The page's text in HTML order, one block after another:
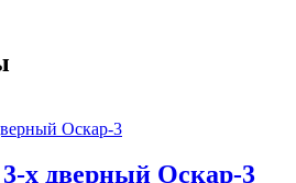
х дверный Оскар-3